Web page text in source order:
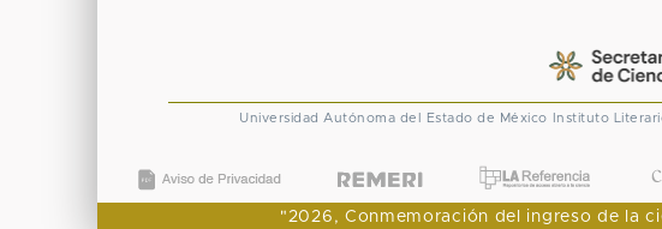
Universidad Autónoma del Estado de México Instituto
"2026, Conmemoración del ingreso de la